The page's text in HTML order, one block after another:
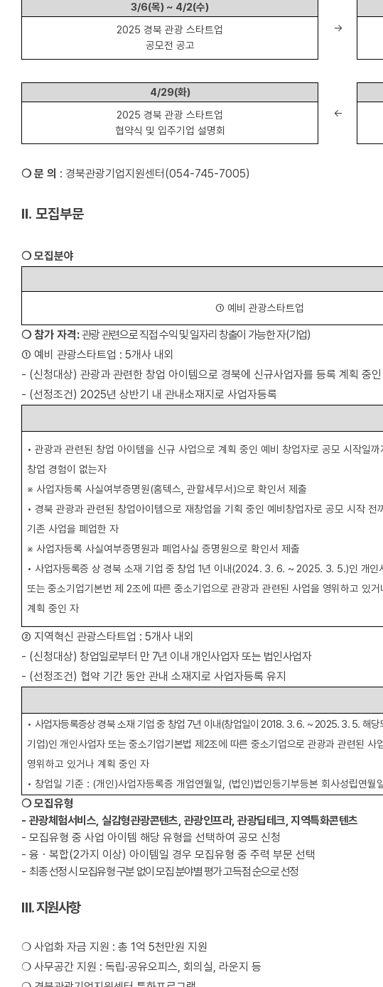
3/6(목) ~ 4/2(수)
→
2025 경북 관광 스타트업
공모전 공고
4/29(화)
←
2025 경북 관광 스타트업
협약식 및 입주기업 설명회
❍문 의 : 경북관광기업지원센터 (054-745-7005)
Ⅱ. 모집부문
❍모집분야
① 예비 관광스타트업
❍참가 자격:관광 관련으로 직접 수익 및 일자리 창출이 가능한 자(기업)
① 예비 관광스타트업 : 5개사 내외
- (신청대상) 관광과 관련한 창업 아이템으로 경북에 신규사업자를 등록 계획 중
- (선정조건) 2025년 상반기 내 관내소재지로 사업자등록
• 관광과 관련된 창업 아이템을 신규 사업으로 계획 중인 예비 창업자로 공모 시작일까
창업 경험이 없는자
※ 사업자등록 사실여부증명원(홈텍스 관할세무서)으로 확인서 제출
• 경북 관광과 관련된 창업아이템으로 재창업을 기획 중인 예비창업자로 공모 시작 전
기존 사업을 폐업한 자
※ 사업자등록 사실여부증명원과 폐업사실 증명원으로 확인서 제출
• 사업자등록증 상 경북 소재 기업 중 창업 1년 이내(2024. 3. 6. ~ 2025. 3. 5.)인 개인
또는 중소기업기본번 제 2조에 따른 중소기업으로 관광과 관련된 사업을 영위하고 있거
계획 중인 자
② 지역혁신 관광스타트업 : 5개사 내외
- (신청대상) 창업일로부터 만 7년 이내 개인사업자 또는 법인사업자
- (선정조건) 협약 기간 동안 관내 소재지로 사업자등록 유지
• 사업자등록증상 경북 소재 기업 중 창업 7년 이내(창업일이 2018. 3. 6. ~ 2025. 3. 5. 해당
기업)인 개인사업자 또는 중소기업기본법 제2조에 따른 중소기업으로 관광과 관련된 사
영위하고 있거나 계획 중인 자
• 창업일 기준 : (개인)사업자등록증 개업연월일 , (법인)법인등기부등본 회사성립연월
❍모집유형
- 관광체험서비스,실감형관광콘텐츠, 관광인프라,관광딥테크,지역특화콘텐츠
- 모집유형 중 사업 아이템 해당 유형을 선택하여 공모 신청
- 융ㆍ복합(2가지 이상) 아이템일 경우 모집유형 중 주력 부문 선택
- 최종 선정 시 모집유형 구분 없이 모집 분야별 평가 고득점 순으로 선정
Ⅲ.지원사항
❍ 사업화 자금 지원 : 총 1억 5천만원 지원
❍ 사무공간 지원 : 독립·공유오피스, 회의실, 라운지 등